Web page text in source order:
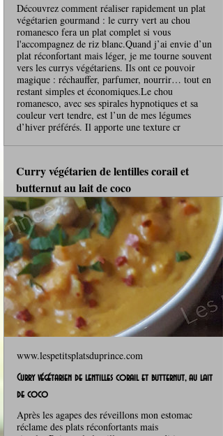
Découvrez comment réaliser rapidement un plat
végétarien gourmand : le curry vert au chou
romanesco fera un plat complet si vous
l'accompagnez de riz blanc.Quand j’ai envie d’un
plat réconfortant mais léger, je me tourne souvent
vers les currys végétariens. Ils ont ce pouvoir
magique : réchauffer, parfumer, nourrir… tout en
restant simples et économiques.Le chou
romanesco, avec ses spirales hypnotiques et sa
couleur vert tendre, est l’un de mes légumes
d’hiver préférés. Il apporte une texture cr
Curry végétarien de lentilles corail et
butternut au lait de coco
www.lespetitsplatsduprince.com
Curry végétarien de lentilles corail et butternut, au lait
de coco
Après les agapes des réveillons mon estomac
réclame des plats réconfortants mais